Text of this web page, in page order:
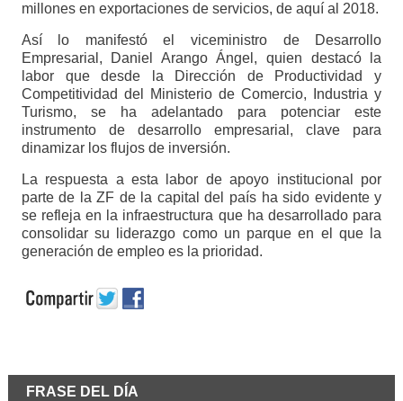
millones en exportaciones de servicios, de aquí al 2018.
Así lo manifestó el viceministro de Desarrollo
Empresarial, Daniel Arango Ángel, quien destacó la
labor que desde la Dirección de Productividad y
Competitividad del Ministerio de Comercio, Industria y
Turismo, se ha adelantado para potenciar este
instrumento de desarrollo empresarial, clave para
dinamizar los flujos de inversión.
La respuesta a esta labor de apoyo institucional por
parte de la ZF de la capital del país ha sido evidente y
se refleja en la infraestructura que ha desarrollado para
consolidar su liderazgo como un parque en el que la
generación de empleo es la prioridad.
FRASE DEL DÍA